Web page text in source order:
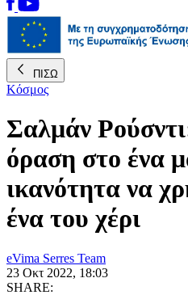
ΠΙΣΩ
Κόσμος
Σαλμάν
όραση στο ένα
ικανότητα να
ένα του χέρι
eVima Serres Team
23 Οκτ 2022, 18:03
SHARE: